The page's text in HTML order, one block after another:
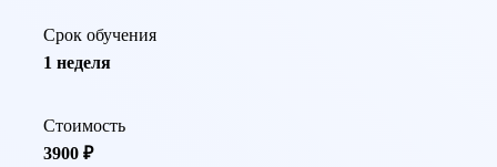
Срок обучения
1 неделя
Стоимость
3900 ₽